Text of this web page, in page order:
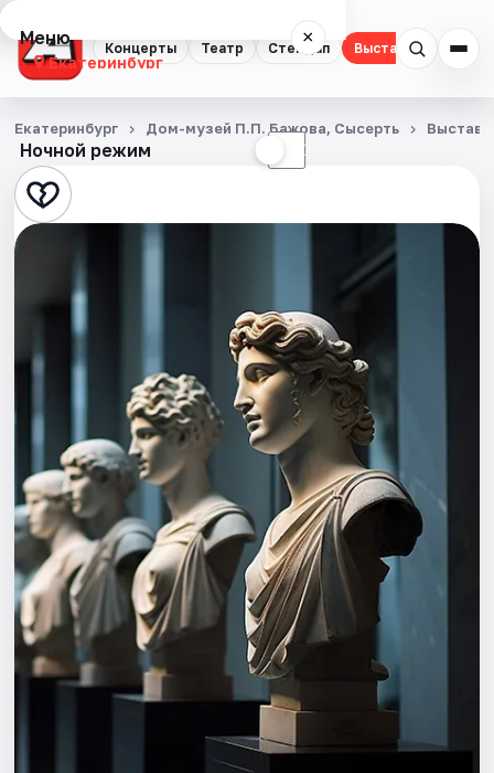
Концерты Театр Стендап Выставки
Меню ×
Екатеринбург
Концерты
Театр
Стендап
Выставки
Квесты
Экскурсии
Спорт
События
Города
Площадки
Артисты
Ночной режим ☾
Екатеринбург Дом-музей П.П. Бажова, Сысерть